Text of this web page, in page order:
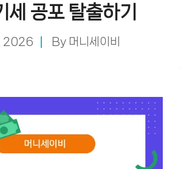
세 공포 탈출하기
2026 By 머니세이비